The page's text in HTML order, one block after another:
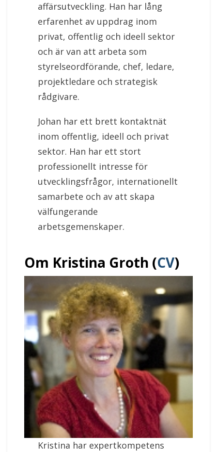
affärsutveckling. Han har lång
erfarenhet av uppdrag inom
privat, offentlig och ideell sektor
och är van att arbeta som
styrelseordförande, chef, ledare,
projektledare och strategisk
rådgivare.
Johan har ett brett kontaktnät
inom offentlig, ideell och privat
sektor. Han har ett stort
professionellt intresse för
utvecklingsfrågor, internationellt
samarbete och av att skapa
välfungerande
arbetsgemenskaper.
Om Kristina Groth (CV)
Kristina har expertkompetens